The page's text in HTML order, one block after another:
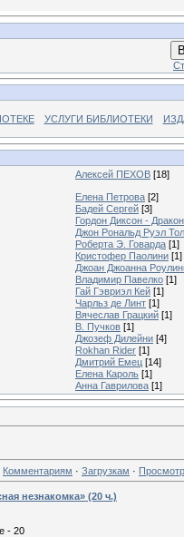
УСЛУГИ БИБЛИОТЕКИ
Алексей ПЕХОВ [18]
Елена Петрова [2]
Бадей Сергей [3]
Гордон Диксон -
Джон Рональд Руэл
Роберта Э. Говарда [1]
Кристофер Паолини [1]
Джоан Джоанна
Владимир Павелко [1]
Гай Гэвриэл Кей [1]
Чарльз де Линт [1]
Вячеслав Грацкий [1]
В. Пучков [1]
Джозеф Дилейни [4]
Rokhan Rider [1]
Дмитрий Емец [14]
Елена Кароль [1]
Анна Гаврилова [1]
Комментариям · Загрузкам ·
незнакомка» (20 ч.)
- 20